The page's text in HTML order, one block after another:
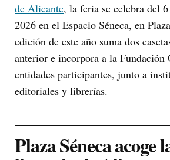
de Alicante, la feria se celebra del
2026 en el Espacio Séneca, en
edición de este año suma dos
anterior e incorpora a la Fundación
entidades participantes, junto a
editoriales y librerías.
Plaza Séneca acoge